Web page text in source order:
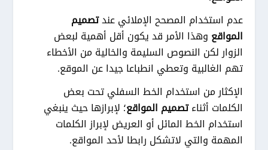
عدم استخدام المصحح الإملائي عندتصميم
المواقع وهذا الأمر قد يكون أقل أهمية لبعض
الزوار لكن النصوص السليمة والخالية من الأخطاء
تهم الغالبية وتعطي انطباعا جيدا عن الموقع.
الإكثار من استخدام الخط السفلي تحت بعض
الكلمات أثناءتصميم المواقع؛ لإبرازها حيث ينبغي
استخدام الخط المائل أو العريض لإبراز الكلمات
المهمة والتي لاتشكل رابطا لأحد المواقع.